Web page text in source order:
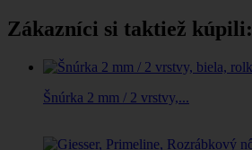
Zákazníci si taktiež kúpili:
Šnúrka 2 mm / 2 vrstvy,...